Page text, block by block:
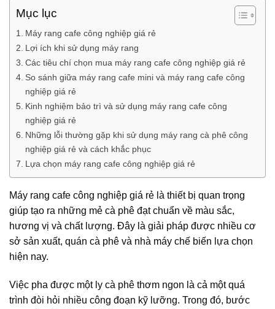
Mục lục
Máy rang cafe công nghiệp giá rẻ
Lợi ích khi sử dụng máy rang
Các tiêu chí chọn mua máy rang cafe công nghiệp giá rẻ
So sánh giữa máy rang cafe mini và máy rang cafe công
nghiệp giá rẻ
Kinh nghiệm bảo trì và sử dụng máy rang cafe công
nghiệp giá rẻ
Những lỗi thường gặp khi sử dụng máy rang cà phê công
nghiệp giá rẻ và cách khắc phục
Lựa chọn máy rang cafe công nghiệp giá rẻ
Máy rang cafe công nghiệp giá rẻ là thiết bị quan trọng
giúp tạo ra những mẻ cà phê đạt chuẩn về màu sắc,
hương vị và chất lượng. Đây là giải pháp được nhiều cơ
sở sản xuất, quán cà phê và nhà máy chế biến lựa chọn
hiện nay.
Việc pha được một ly cà phê thơm ngon là cả một quá
trình đòi hỏi nhiều công đoạn kỹ lưỡng. Trong đó, bước